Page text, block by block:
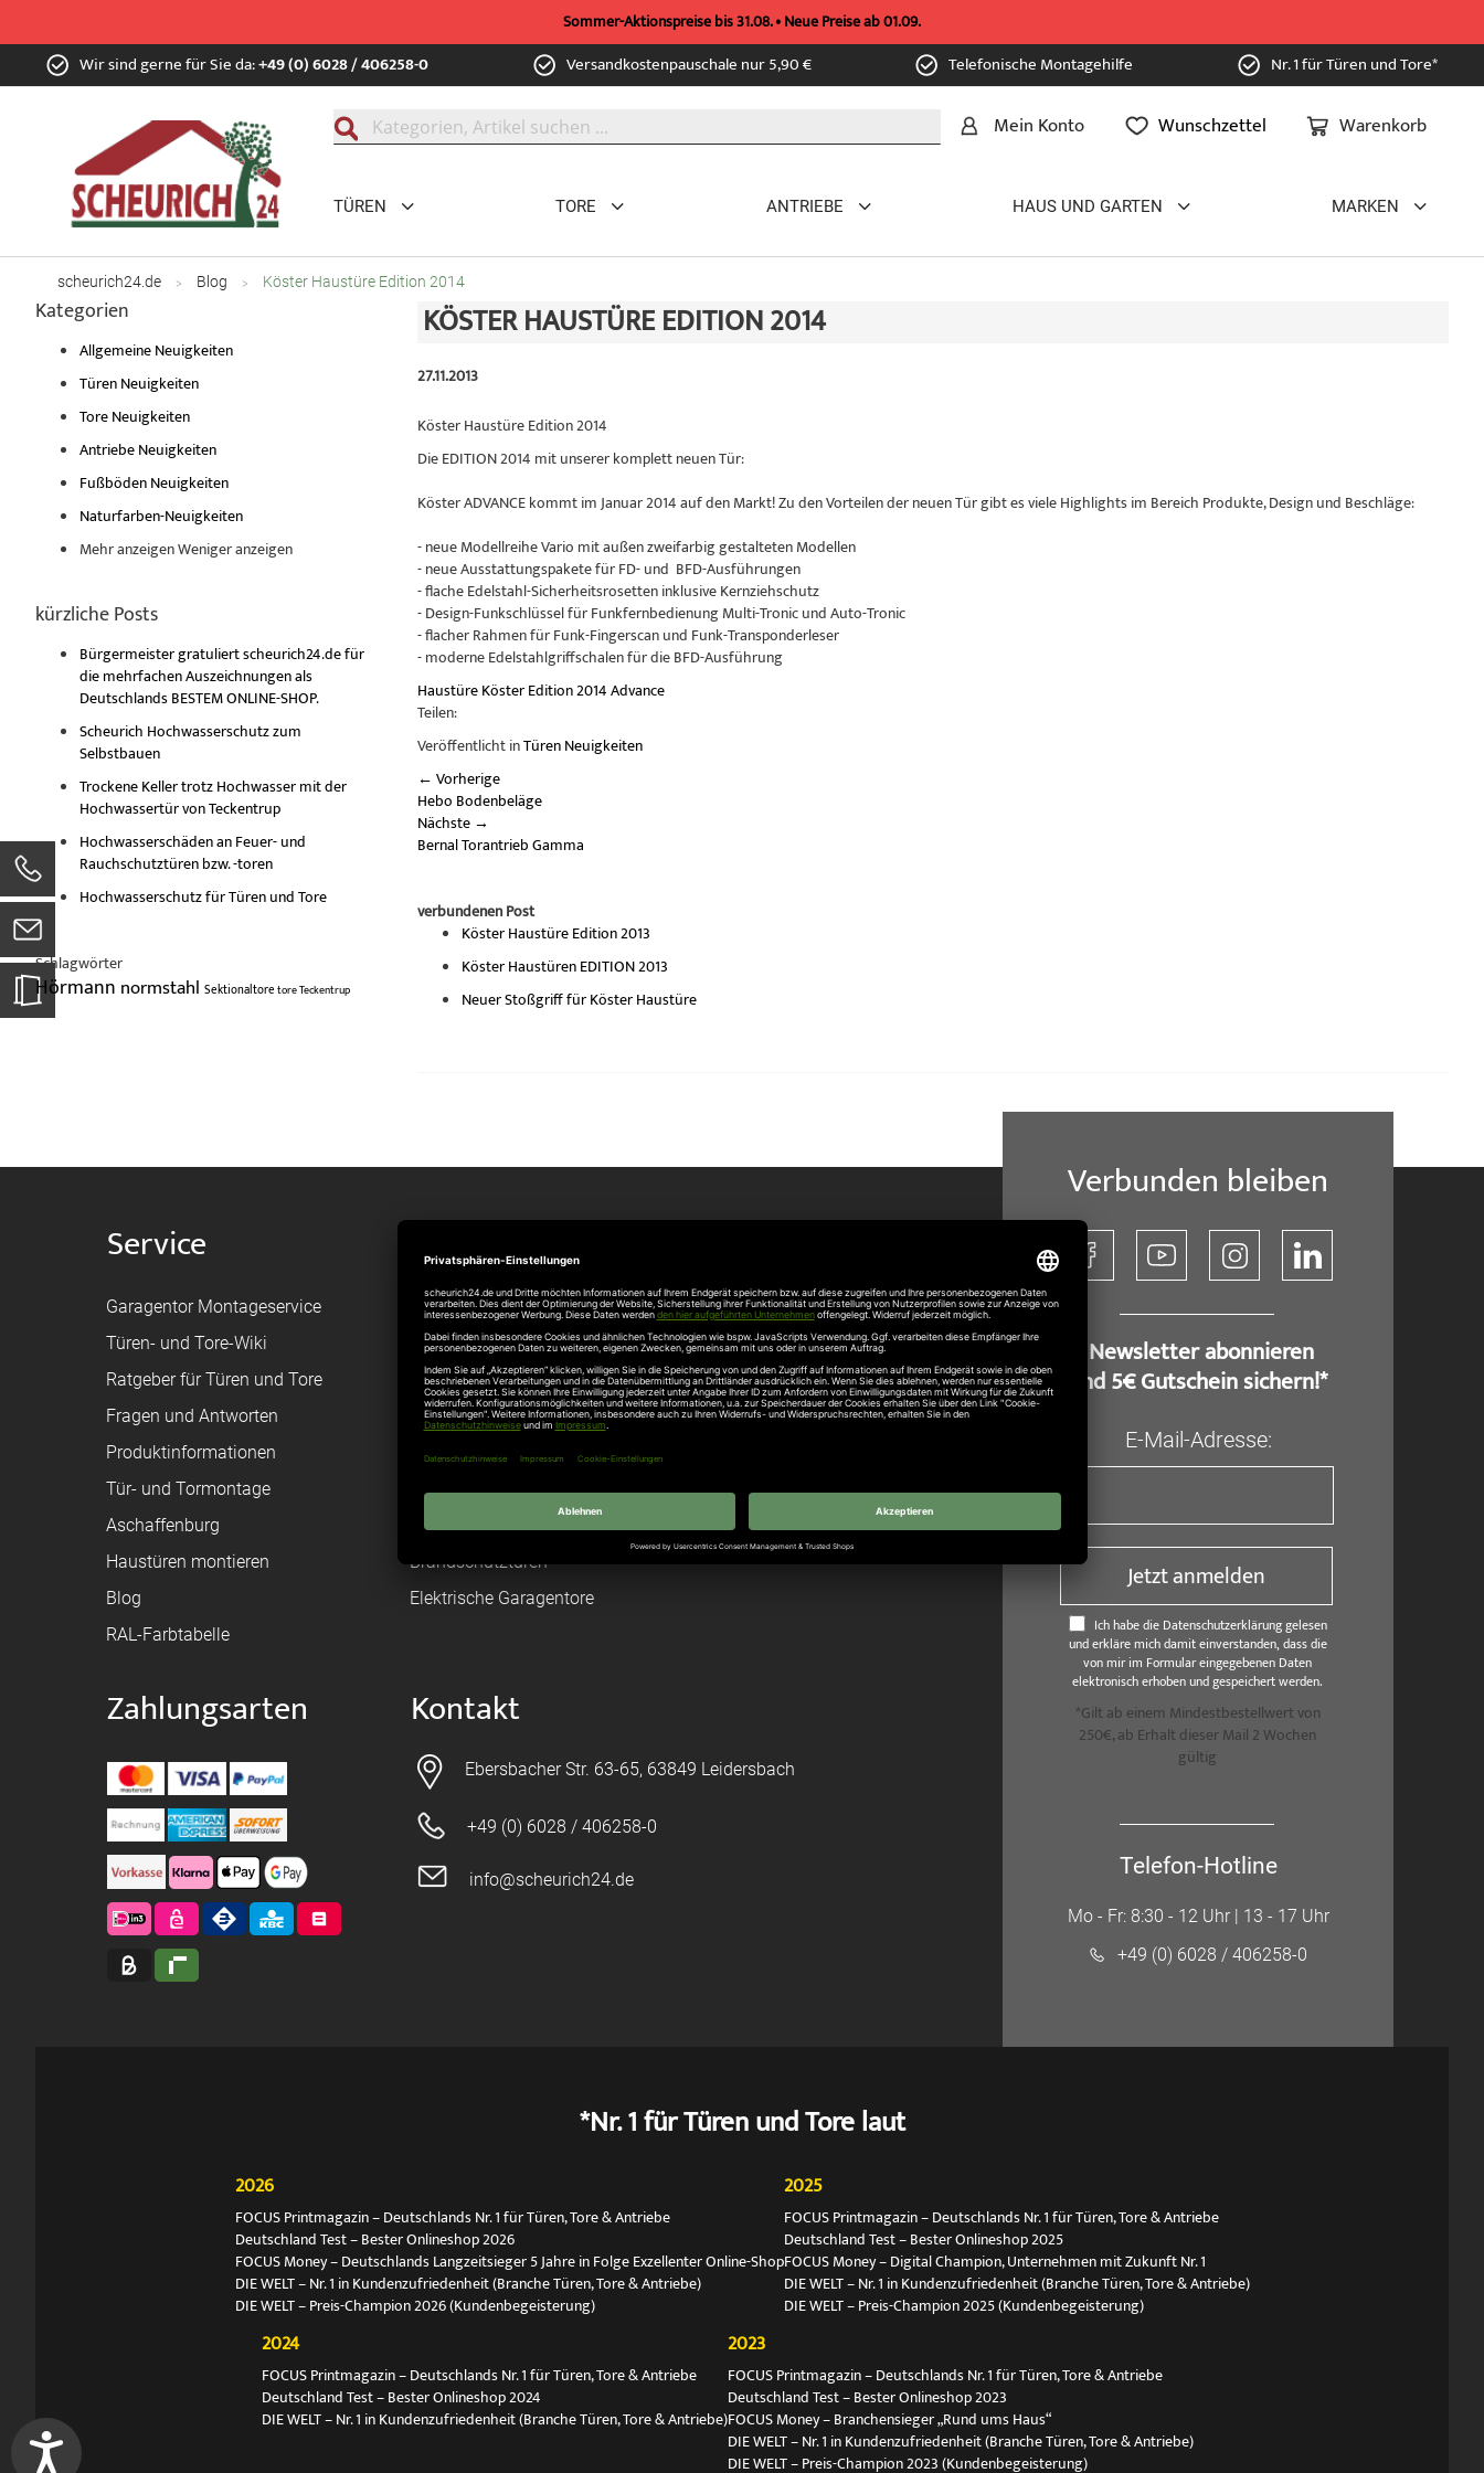
Sommer-Aktionspreise bis 31.08. • Neue Preise ab 01.09.
Zum
Inhalt Wir sind gerne für Sie da:+49 (0) 6028 / 406258-0 Versandkostenpauschale nur 5,90 € Telefonische Montagehilfe Nr. 1 für Türen und Tore*
Warenkorb
Mein Konto Wunschzettel
TÜREN TORE ANTRIEBE HAUS UND GARTEN MARKEN
scheurich24.de Blog Köster Haustüre Edition 2014
KÖSTER HAUSTÜRE EDITION 2014
27.11.2013
Köster Haustüre Edition 2014
Die EDITION 2014 mit unserer komplett neuen Tür:
Köster ADVANCE kommt im Januar 2014 auf den Markt! Zu den Vorteilen der neuen Tür gibt es viele Highlights im Bereich Produkte, Design und Beschläge:
- neue Modellreihe Vario mit außen zweifarbig gestalteten Modellen
- neue Ausstattungspakete für FD- und BFD-Ausführungen
- flache Edelstahl-Sicherheitsrosetten inklusive Kernziehschutz
- Design-Funkschlüssel für Funkfernbedienung Multi-Tronic und Auto-Tronic
- flacher Rahmen für Funk-Fingerscan und Funk-Transponderleser
- moderne Edelstahlgriffschalen für die BFD-Ausführung
HaustüreKösterEdition2014Advance
Teilen:
Veröffentlicht inTüren Neuigkeiten
← Vorherige
Hebo Bodenbeläge
Nächste →
Bernal Torantrieb Gamma
verbundenen Post
Köster Haustüre Edition 2013
Köster Haustüren EDITION 2013
Neuer Stoßgriff für Köster Haustüre
Kategorien
Allgemeine Neuigkeiten
Türen Neuigkeiten
Tore Neuigkeiten
Antriebe Neuigkeiten
Fußböden Neuigkeiten
Naturfarben-Neuigkeiten
Mehr anzeigenWeniger anzeigen
kürzliche Posts
Bürgermeister gratuliert scheurich24.de für
die mehrfachen Auszeichnungen als
Deutschlands BESTEM ONLINE-SHOP.
Scheurich Hochwasserschutz zum
Selbstbauen
Trockene Keller trotz Hochwasser mit der
Hochwassertür von Teckentrup
Hochwasserschäden an Feuer- und
Rauchschutztüren bzw. -toren
Hochwasserschutz für Türen und Tore
Schlagwörter
Hörmann normstahl SektionaltoretoreTeckentrup
Service
Garagentor Montageservice
Türen- und Tore-Wiki
Ratgeber für Türen und Tore
Fragen und Antworten
Produktinformationen
Tür- und Tormontage
Aschaffenburg
Haustüren montieren
Blog
RAL-Farbtabelle
Shop
Versand
Zahlungsarten
Bestellvorgang
Registrieren
Federanfrage
Toraufmaß
Montageanleitungen
Brandschutztüren
Elektrische Garagentore
Über uns
Stellenangebote
Hersteller
Hörmann Türen
Zahlungsarten Kontakt
Ebersbacher Str. 63-65, 63849 Leidersbach
+49 (0) 6028 / 406258-0
info@scheurich24.de
Verbunden bleiben
​ Newsletter abonnieren
und 5€ Gutschein sichern!*
E-Mail-Adresse:
Jetzt anmelden
Ich habe die Datenschutzerklärung gelesen
und erkläre mich damit einverstanden, dass die
von mir im Formular eingegebenen Daten
elektronisch erhoben und gespeichert werden.
*Gilt ab einem Mindestbestellwert von
250€, ab Erhalt dieser Mail 2 Wochen
gültig
Telefon-Hotline
Mo - Fr: 8:30 - 12 Uhr | 13 - 17 Uhr
+49 (0) 6028 / 406258-0
*Nr. 1 für Türen und Tore laut
2026
FOCUS Printmagazin – Deutschlands Nr. 1 für Türen, Tore & Antriebe
Deutschland Test – Bester Onlineshop 2026
FOCUS Money – Deutschlands Langzeitsieger 5 Jahre in Folge Exzellenter Online-Shop
DIE WELT – Nr. 1 in Kundenzufriedenheit (Branche Türen, Tore & Antriebe)
DIE WELT – Preis-Champion 2026 (Kundenbegeisterung)
2025
FOCUS Printmagazin – Deutschlands Nr. 1 für Türen, Tore & Antriebe
Deutschland Test – Bester Onlineshop 2025
FOCUS Money – Digital Champion, Unternehmen mit Zukunft Nr. 1
DIE WELT – Nr. 1 in Kundenzufriedenheit (Branche Türen, Tore & Antriebe)
DIE WELT – Preis-Champion 2025 (Kundenbegeisterung)
2024
FOCUS Printmagazin – Deutschlands Nr. 1 für Türen, Tore & Antriebe
Deutschland Test – Bester Onlineshop 2024
DIE WELT – Nr. 1 in Kundenzufriedenheit (Branche Türen, Tore & Antriebe)
2023
FOCUS Printmagazin – Deutschlands Nr. 1 für Türen, Tore & Antriebe
Deutschland Test – Bester Onlineshop 2023
FOCUS Money – Branchensieger „Rund ums Haus“
DIE WELT – Nr. 1 in Kundenzufriedenheit (Branche Türen, Tore & Antriebe)
DIE WELT – Preis-Champion 2023 (Kundenbegeisterung)